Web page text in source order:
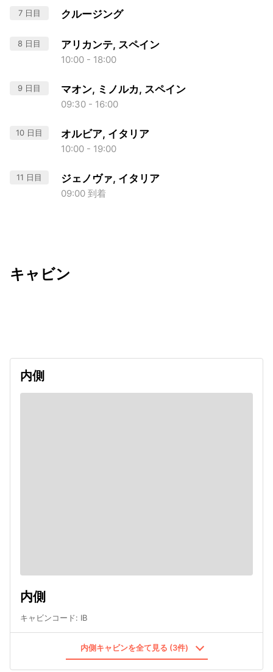
7 日目 クルージング
8 日目 アリカンテ, スペイン
10:00 - 18:00
9 日目 マオン, ミノルカ, スペイン
09:30 - 16:00
10 日目 オルビア, イタリア
10:00 - 19:00
11 日目 ジェノヴァ, イタリア
09:00 到着
キャビン
内側
内側
キャビンコード: IB
内側キャビンを全て見る (3件)